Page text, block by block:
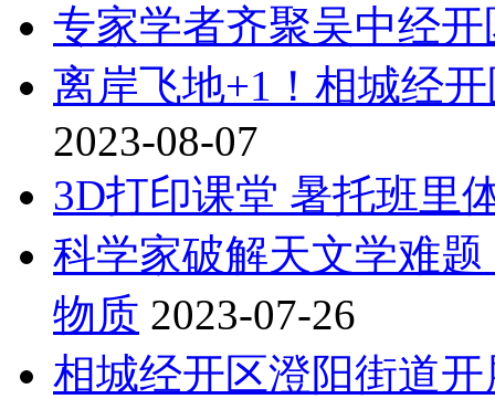
专家学者齐聚吴中经
离岸飞地+1！相城经
2023-08-07
3D打印课堂 暑托班里
科学家破解天文学难
物质 2023-07-26
相城经开区澄阳街道